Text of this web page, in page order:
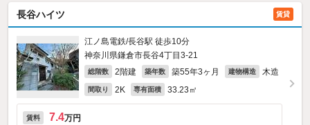
長谷ハイツ 賃貸
江ノ島電鉄/長谷駅 徒歩10分
神奈川県鎌倉市長谷4丁目3-21
総階数 2階建 築年数 築55年3ヶ月 建物構造 木造
間取り 2K 専有面積 33.23㎡
賃料 7.4万円